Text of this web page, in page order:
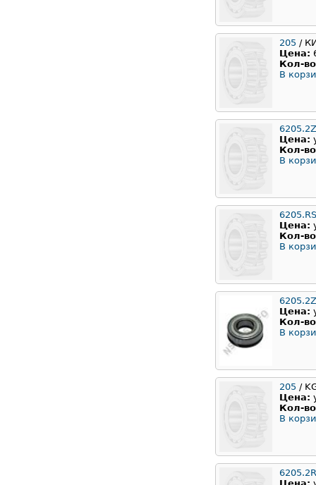
205 /
Цена:
Кол-
В
Цена:
Кол-
В
6205.RS
Цена:
Кол-
В
Цена:
Кол-
В
205 /
Цена:
Кол-
В